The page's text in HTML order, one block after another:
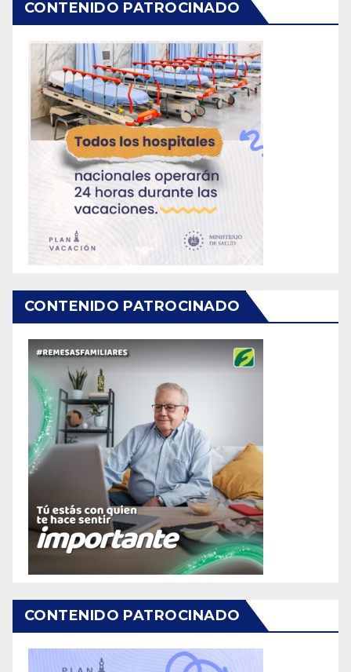
CONTENIDO PATROCINADO
CONTENIDO PATROCINADO
CONTENIDO PATROCINADO